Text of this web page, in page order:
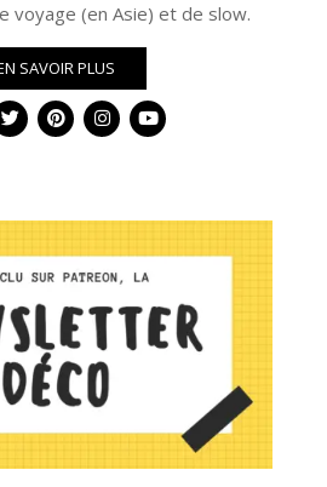
voyage (en Asie) et de slow.
SAVOIR PLUS